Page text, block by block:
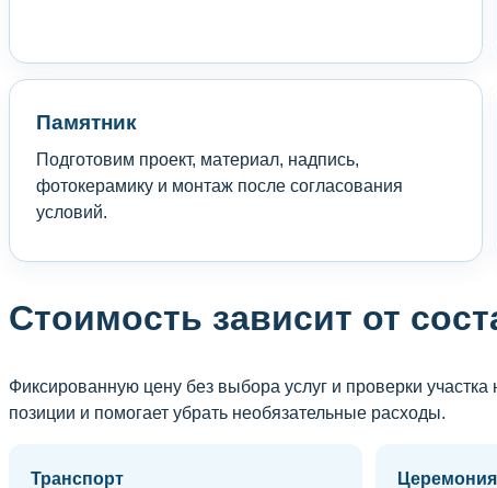
Памятник
Подготовим проект, материал, надпись,
фотокерамику и монтаж после согласования
условий.
Стоимость зависит от
Фиксированную цену без выбора услуг и проверки
позиции и помогает убрать необязательные расходы.
Транспорт Церемония